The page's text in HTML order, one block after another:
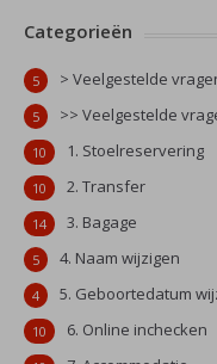
Categorieën
> Veelgestelde
5
>> Veelgestelde
5
1. Stoelreservering
10
2. Transfer
10
3. Bagage
14
4. Naam wijzigen
5
5. Geboortedatum
4
6. Online inchecken
10